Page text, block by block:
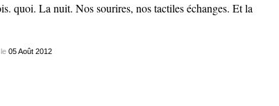
quoi. La nuit. Nos sourires, nos tactiles échanges. Et la
05 Août 2012